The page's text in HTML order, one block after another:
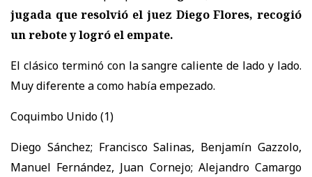
jugada que resolvió el juez Diego Flores, recogió
un rebote y logró el empate.
El clásico terminó con la sangre caliente de lado y lado.
Muy diferente a como había empezado.
Coquimbo Unido (1)
Diego Sánchez; Francisco Salinas, Benjamín Gazzolo,
Manuel Fernández, Juan Cornejo; Alejandro Camargo